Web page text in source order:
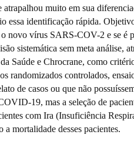
atrapalhou muito em sua
essa identificação rápida.
novo vírus SARS-COV-2 e se é
sistemática sem meta análise,
Saúde e Chrocrane, como
randomizados controlados,
de casos ou que não
19, mas a seleção de
com Ira (Insuficiência
a mortalidade desses pacientes.